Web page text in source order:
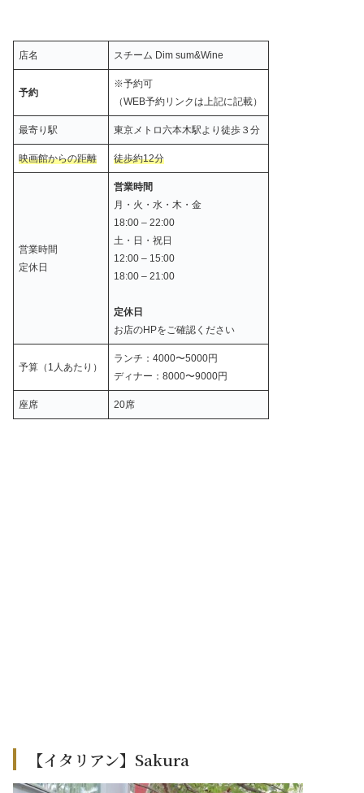
店名 スチーム Dim sum&Wine
予約
※予約可
（WEB予約リンクは上記に記載）
最寄り駅 東京メトロ六本木駅より徒歩３分
映画館からの距離 徒歩約12分
営業時間
定休日
営業時間
月・火・水・木・金
18:00 – 22:00
土・日・祝日
12:00 – 15:00
18:00 – 21:00
定休日
お店のHPをご確認ください
予算（1人あたり）
ランチ：4000〜5000円
ディナー：8000〜9000円
座席 20席
【イタリアン】Sakura